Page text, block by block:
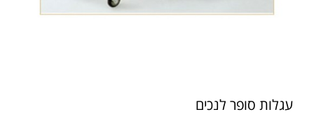
עגלות סופר לנכים